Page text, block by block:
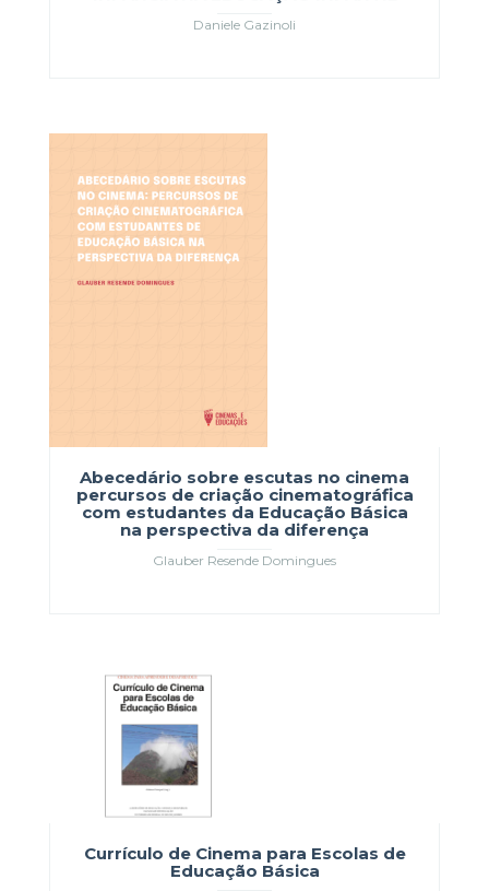
Daniele Gazinoli
Abecedário sobre escutas no cinema
percursos de criação cinematográfica
com estudantes da Educação Básica
na perspectiva da diferença
Glauber Resende Domingues
Currículo de Cinema para Escolas de
Educação Básica